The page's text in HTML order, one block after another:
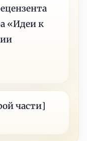
«Идеи к
части]